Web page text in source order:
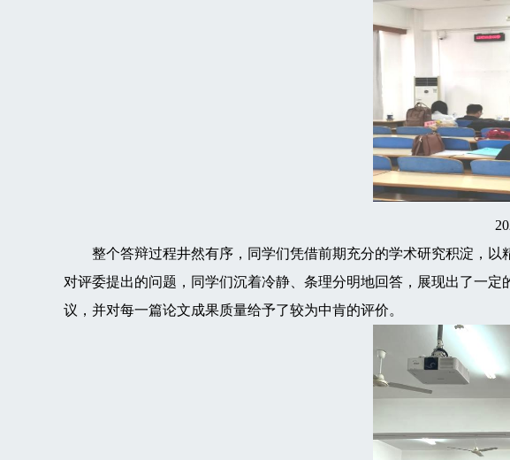
整个答辩过程井然有序，同学们凭借前期充分的学术研究积淀，以
对评委提出的问题，同学们沉着冷静、条理分明地回答，展现出了一
议，并对每一篇论文成果质量给予了较为中肯的评价。